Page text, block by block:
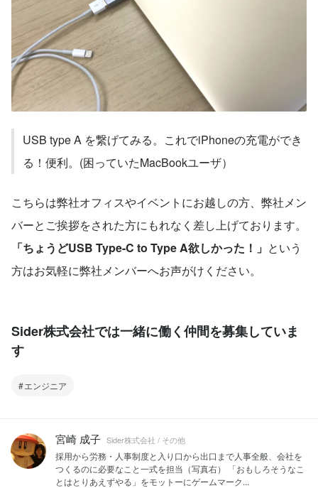
USB type A を繋げてみる。これでiPhoneの充電ができ
る！便利。(困っていたMacBookユーザ）
こちらは弊社オフィスやイベントにお越しの方、弊社メン
バーとご挨拶をされた方にもれなく差し上げております。
「ちょうどUSB Type-C to Type A欲しかった！」 という
方はお気軽に弊社メンバーへお声がけください。
Sider株式会社では一緒に働く仲間を募集していま
す
エンジニア
宮崎 成子 Sider株式会社 / その他
採用から労務・人事制度と入り口から出口まで人事全般、会社を
つくるのに必要なこと一式を担当（写真右） 「おもしろそうなこ
とはとりあえずやる」をモットーにゲームマーク...